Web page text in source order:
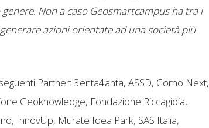
Non a caso Geosmartcampus ha tra i
azioni orientate ad una società più
Partner: 3enta4anta, ASSD, Como Next,
Geoknowledge, Fondazione Riccagioia,
InnovUp, Murate Idea Park, SAS Italia,